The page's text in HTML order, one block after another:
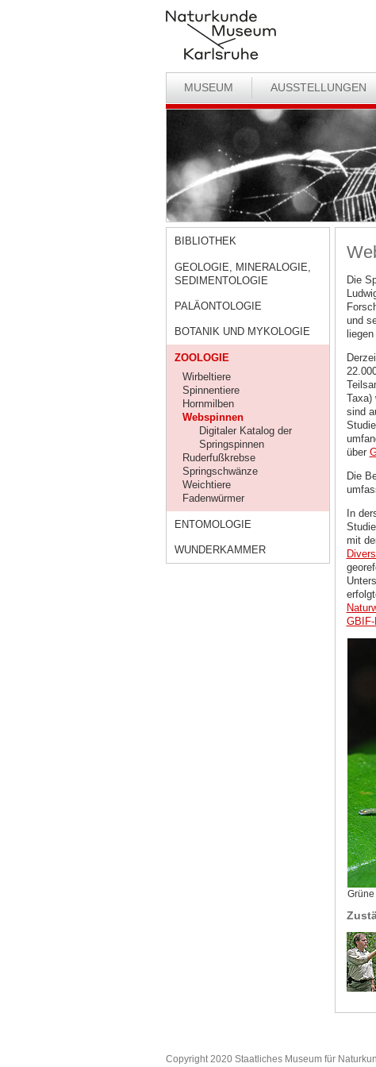
MUSEUM AUSSTELLUNGEN
BIBLIOTHEK
GEOLOGIE, MINERALOGIE,
SEDIMENTOLOGIE
PALÄONTOLOGIE
BOTANIK UND MYKOLOGIE
ZOOLOGIE
Wirbeltiere
Spinnentiere
Hornmilben
Webspinnen
Digitaler Katalog der
Springspinnen
Ruderfußkrebse
Springschwänze
Weichtiere
Fadenwürmer
ENTOMOLOGIE
WUNDERKAMMER
Die
und
Taxa)
sind
über
Die
In
mit
GBIF-
Copyright 2020 Staatliches Museum für